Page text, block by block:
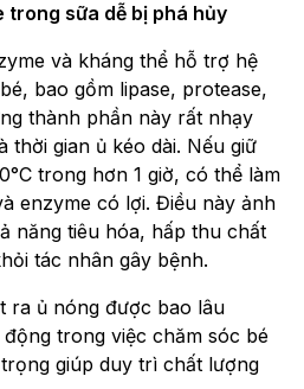
trong sữa dễ bị phá hủy
và kháng thể hỗ trợ hệ
bao gồm lipase, protease,
thành phần này rất nhạy
thời gian ủ kéo dài. Nếu giữ
trong hơn 1 giờ, có thể làm
enzyme có lợi. Điều này ảnh
năng tiêu hóa, hấp thu chất
tác nhân gây bệnh.
ra ủ nóng được bao lâu
trong việc chăm sóc bé
giúp duy trì chất lượng